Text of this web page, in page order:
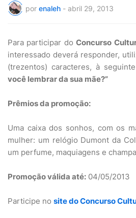
por enaleh - abril 29, 2013
Para participar doConcurso
interessado deverá responder,
(trezentos) caracteres, à
você lembrar da sua mãe?”
Prêmios da promoção:
Uma caixa dos sonhos, com os
mulher: um relógio Dumont da
um perfume, maquiagens e
Promoção válida até: 04/05/2013
Participe no site do Concurso